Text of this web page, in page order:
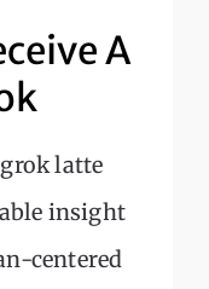
A
latte
insight
centered